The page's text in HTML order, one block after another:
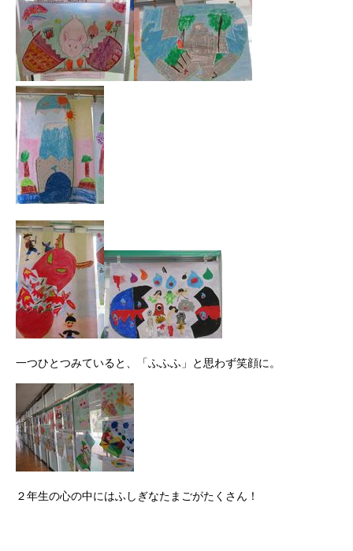
一つひとつみていると、「ふふふ」と思わず笑顔に。
２年生の心の中にはふしぎなたまごがたくさん！